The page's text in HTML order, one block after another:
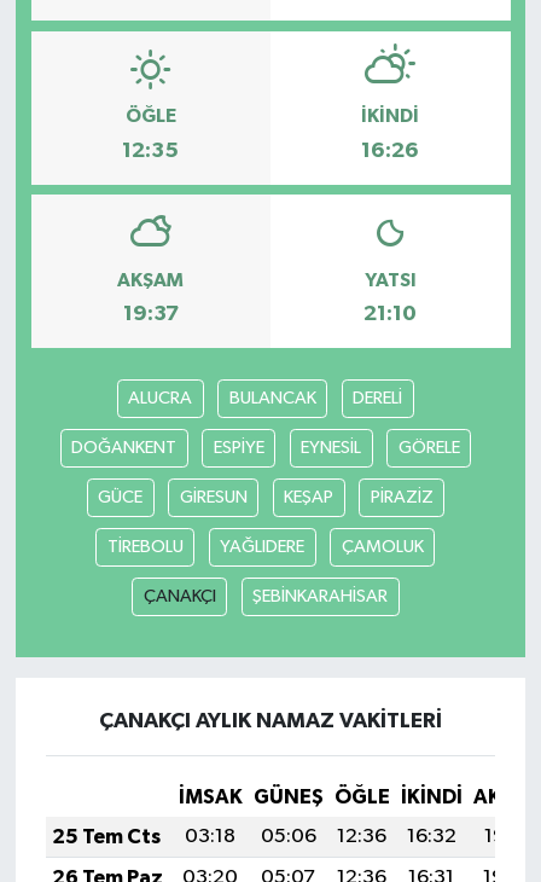
ÖĞLE
12:35
İKINDI
16:26
AKŞAM
19:37
YATSI
21:10
ALUCRA BULANCAK DERELİ
DOĞANKENT ESPİYE EYNESİL GÖRELE
GÜCE GİRESUN KEŞAP PİRAZİZ
TİREBOLU YAĞLIDERE ÇAMOLUK
ÇANAKÇI ŞEBİNKARAHİSAR
ÇANAKÇI AYLIK NAMAZ VAKITLERI
İMSAK GÜNEŞ ÖĞLE İKINDI
25 Tem Cts
03:18 05:06 12:36 16:32
19:55
26 Tem Paz
03:20 05:07 12:36 16:31
19:54